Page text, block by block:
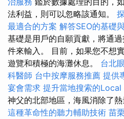
法利益，則可以忽略該通知。
最適合的方案 解答SEO的基礎
基礎是用戶的自願貢獻，將通
件來輸入。 目前，如果您不想
遊覽和積極的海灘休息。 台北
科醫師 台中按摩服務推薦 提供
宴會需求 提升當地搜索的Local
神父的北部地區，海風消除了熱
這種革命性的聽力輔助技術 苗